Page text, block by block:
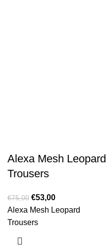
Alexa Mesh Leopard
Trousers
€75,00 €53,00
Alexa Mesh Leopard
Trousers